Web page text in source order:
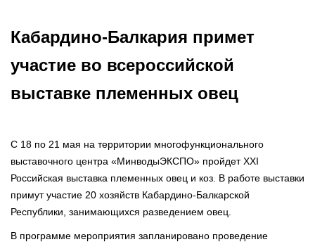
Кабардино-Балкария примет
участие во всероссийской
выставке племенных овец
С 18 по 21 мая на территории многофункционального
выставочного центра «МинводыЭКСПО» пройдет XXI
Российская выставка племенных овец и коз. В работе выставки
примут участие 20 хозяйств Кабардино-Балкарской
Республики, занимающихся разведением овец.
В программе мероприятия запланировано проведение